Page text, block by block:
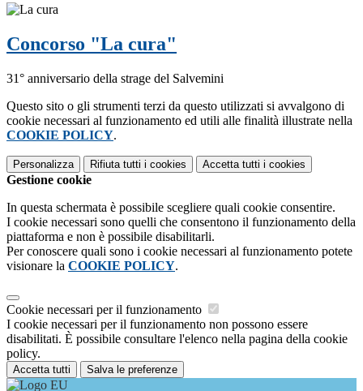
Concorso "La cura"
31° anniversario della strage del Salvemini
Questo sito o gli strumenti terzi da questo utilizzati si avvalgono di
cookie necessari al funzionamento ed utili alle finalità illustrate nella
COOKIE POLICY.
Personalizza Rifiuta tutti i cookies Accetta tutti i cookies
Gestione cookie
In questa schermata è possibile scegliere quali cookie consentire.
I cookie necessari sono quelli che consentono il funzionamento della
piattaforma e non è possibile disabilitarli.
Per conoscere quali sono i cookie necessari al funzionamento potete
visionare la COOKIE POLICY.
Cookie necessari per il funzionamento
I cookie necessari per il funzionamento non possono essere
disabilitati. È possibile consultare l'elenco nella pagina della cookie
policy.
Accetta tutti Salva le preferenze